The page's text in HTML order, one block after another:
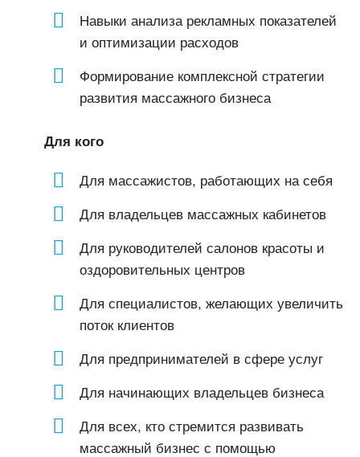
Навыки анализа рекламных показателей
и оптимизации расходов
Формирование комплексной стратегии
развития массажного бизнеса
Для кого
Для массажистов, работающих на себя
Для владельцев массажных кабинетов
Для руководителей салонов красоты и
оздоровительных центров
Для специалистов, желающих увеличить
поток клиентов
Для предпринимателей в сфере услуг
Для начинающих владельцев бизнеса
Для всех, кто стремится развивать
массажный бизнес с помощью